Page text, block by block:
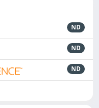
ND
ND
ND